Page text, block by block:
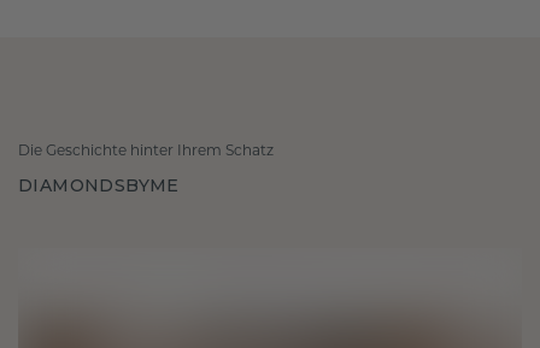
Die Geschichte hinter Ihrem Schatz
DIAMONDSBYME